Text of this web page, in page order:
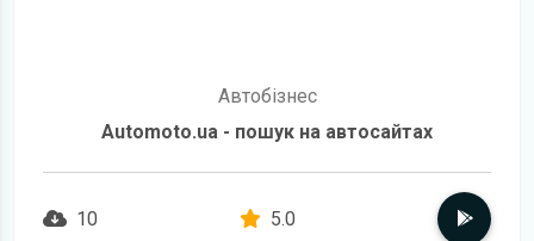
Автобізнес
Automoto.ua - пошук на автосайтах
10
5.0